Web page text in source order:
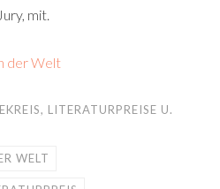
mit.
der Welt
, LITERATURPREISE U.
WELT